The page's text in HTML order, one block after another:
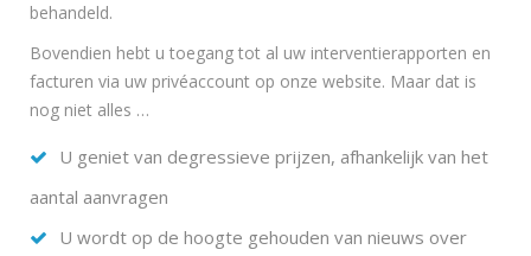
behandeld.
Bovendien hebt u toegang tot al uw interventierapporten en
facturen via uw privéaccount op onze website. Maar dat is
nog niet alles …
U geniet van degressieve prijzen, afhankelijk van het
aantal aanvragen
U wordt op de hoogte gehouden van nieuws over